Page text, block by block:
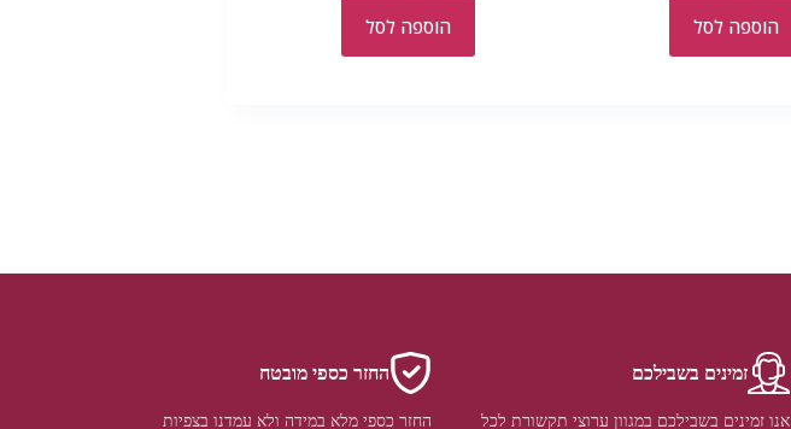
הוספה לסל הוספה לסל
זמינים בשבילכם
אנו זמינים בשבילכם במגוון ערוצי תקשורת לכל
החזר כספי מובטח
החזר כספי מלא במידה ולא עמדנו בצפיות